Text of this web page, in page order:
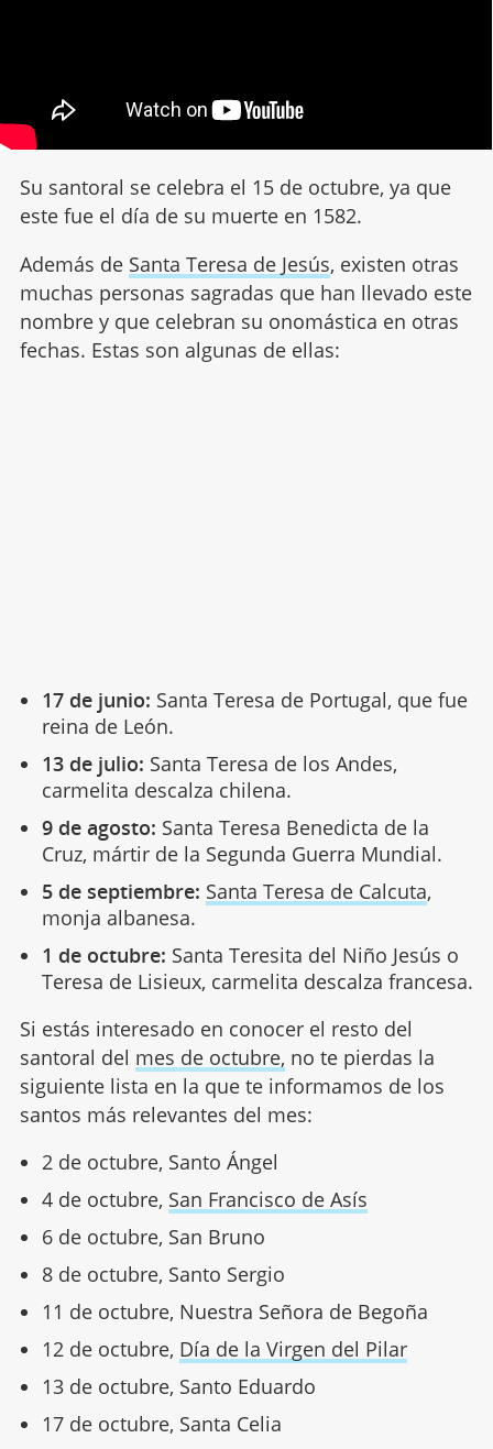
Su santoral se celebra el 15 de octubre, ya que
este fue el día de su muerte en 1582.
Además de Santa Teresa de Jesús, existen otras
muchas personas sagradas que han llevado este
nombre y que celebran su onomástica en otras
fechas. Estas son algunas de ellas:
17 de junio: Santa Teresa de Portugal, que fue
reina de León.
13 de julio: Santa Teresa de los Andes,
carmelita descalza chilena.
9 de agosto: Santa Teresa Benedicta de la
Cruz, mártir de la Segunda Guerra Mundial.
5 de septiembre: Santa Teresa de Calcuta,
monja albanesa.
1 de octubre: Santa Teresita del Niño Jesús o
Teresa de Lisieux, carmelita descalza francesa.
Si estás interesado en conocer el resto del
santoral del mes de octubre, no te pierdas la
siguiente lista en la que te informamos de los
santos más relevantes del mes:
2 de octubre, Santo Ángel
4 de octubre, San Francisco de Asís
6 de octubre, San Bruno
8 de octubre, Santo Sergio
11 de octubre, Nuestra Señora de Begoña
12 de octubre, Día de la Virgen del Pilar
13 de octubre, Santo Eduardo
17 de octubre, Santa Celia